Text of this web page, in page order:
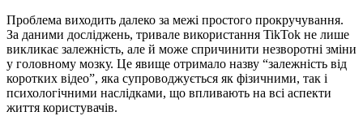
Проблема виходить далеко за межі простого прокручування.
За даними досліджень, тривале використання TikTok не лише
викликає залежність, але й може спричинити незворотні зміни
у головному мозку. Це явище отримало назву “залежність від
коротких відео”, яка супроводжується як фізичними, так і
психологічними наслідками, що впливають на всі аспекти
життя користувачів.